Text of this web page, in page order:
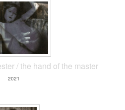
/ the hand of the master
2021